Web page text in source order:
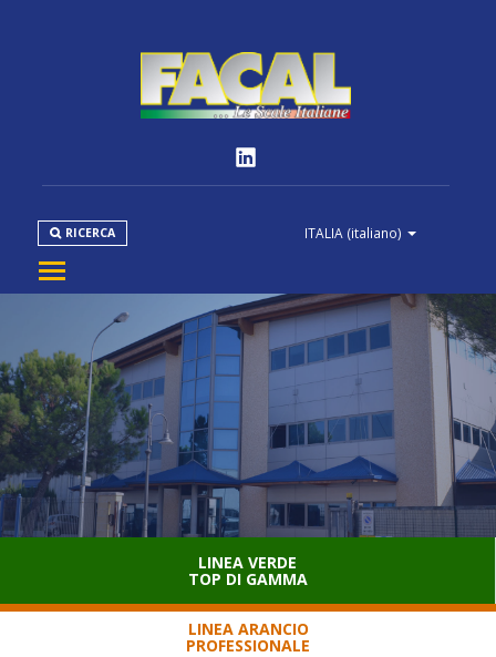
ITALIA (italiano)
RICERCA
PRODOTTI
NORMATIVE
MEDIA
DOWNLOAD
SERVIZIO CLIENTI
LINEA VERDE
TOP DI GAMMA
LINEA ARANCIO
PROFESSIONALE